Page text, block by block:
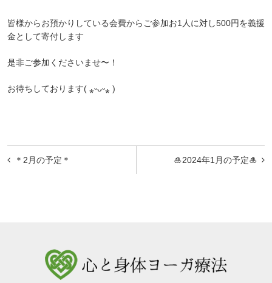
皆様からお預かりしている会費からご参加お1人に対し500円を義援
金として寄付します
是非ご参加くださいませ〜！
お待ちしております( ⁎ᵕᴗᵕ⁎ )
投
🎍2024年1月の予定🎍
＊2月の予定＊